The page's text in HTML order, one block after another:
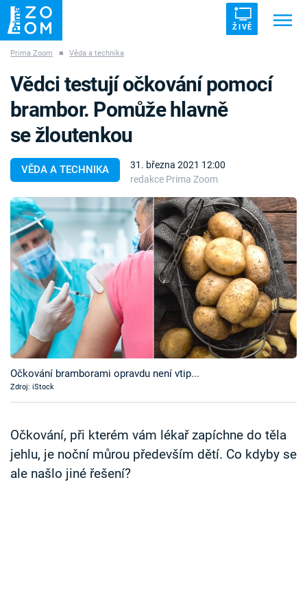
ŽIVĚ
ZÁHADY VETŘELCI DÁVNOVĚKU
Témata
Témata
Pořady
TV Program
Časopis
Sledujte prima+
Sledujte nás
Prima Zoom ■ Věda a technika
VĚDA A TECHNIKA
31. března 2021 12:00
redakce Prima Zoom
Vědci testují očkování pomocí
brambor. Pomůže hlavně
se žloutenkou
Očkování bramborami opravdu není vtip...
Zdroj: iStock
Očkování, při kterém vám lékař zapíchne do těla
jehlu, je noční můrou především dětí. Co kdyby se
ale našlo jiné řešení?